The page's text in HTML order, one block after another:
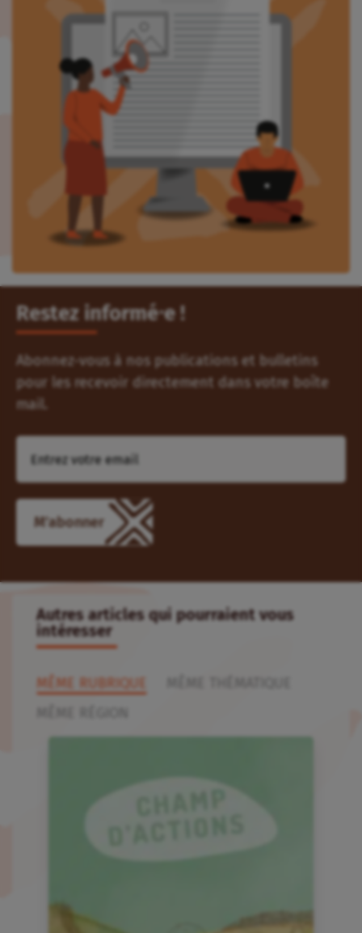
Restez informé⸱e !
Abonnez-vous à nos publications et bulletins
pour les recevoir directement dans votre boîte
mail.
M'abonner
Autres articles qui pourraient vous
intéresser
MÊME RUBRIQUE